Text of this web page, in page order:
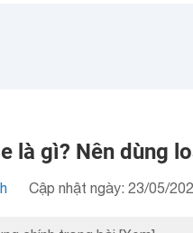
là gì? Nên dùng
Cập nhật ngày: 23/05/